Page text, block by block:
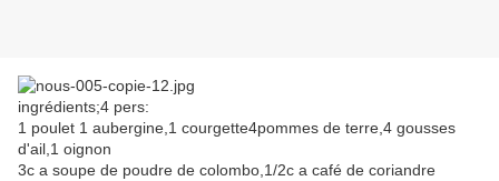
ingrédients;4 pers:
1 poulet 1 aubergine,1 courgette4pommes de terre,4 gousses
d'ail,1 oignon
3c a soupe de poudre de colombo,1/2c a café de coriandre